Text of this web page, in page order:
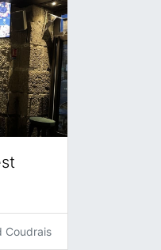
Coudrais